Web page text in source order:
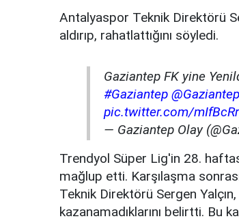
Antalyaspor Teknik Direktörü
aldırıp, rahatlattığını söyledi.
Gaziantep FK yine
#Gaziantep
pic.twitter.com/
— Gaziantep Olay
Trendyol Süper Lig'in 28.
mağlup etti. Karşılaşma
Teknik Direktörü Sergen
kazanamadıklarını belirtti. Bu